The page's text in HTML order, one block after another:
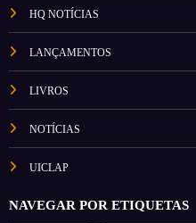
HQ NOTÍCIAS
LANÇAMENTOS
LIVROS
NOTÍCIAS
UICLAP
NAVEGAR POR ETIQUETAS